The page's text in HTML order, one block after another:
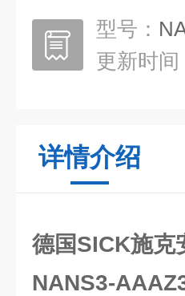
型号：
更新时间
详情介绍
德国SICK施克
NANS3-